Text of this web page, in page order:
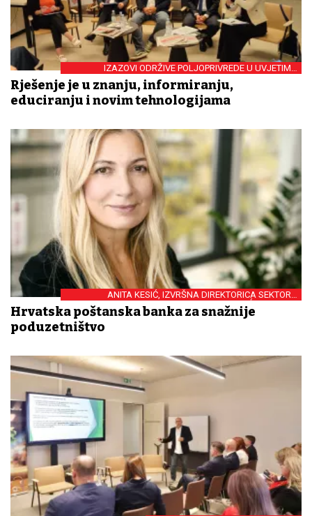
IZAZOVI ODRŽIVE POLJOPRIVREDE U UVJETIMA
KLIMATSKIH PROMJENA
Rješenje je u znanju, informiranju,
educiranju i novim tehnologijama
ANITA KESIĆ, IZVRŠNA DIREKTORICA SEKTORA
POSLOVANJA S MALIM I SREDNJIM PODUZEĆIMA HPB-A
Hrvatska poštanska banka za snažnije
poduzetništvo